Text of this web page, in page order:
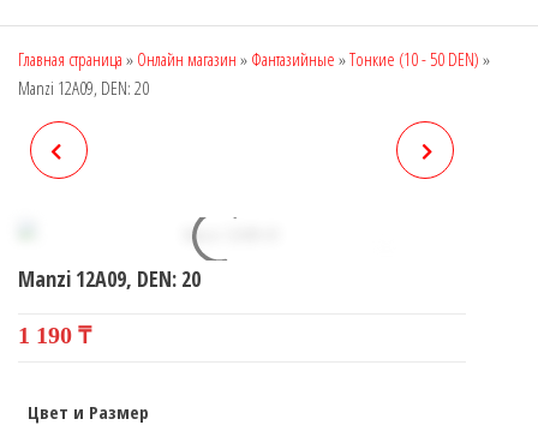
Главная страница » Онлайн магазин » Фантазийные »Тонкие (10 - 50 DEN) »
Manzi 12A09, DEN: 20
Manzi 12A09, DEN: 20
1 190 ₸
Цвет и Размер